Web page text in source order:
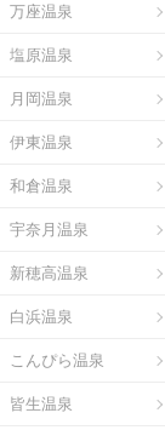
万座温泉
塩原温泉
月岡温泉
伊東温泉
和倉温泉
宇奈月温泉
新穂高温泉
白浜温泉
こんぴら温泉
皆生温泉